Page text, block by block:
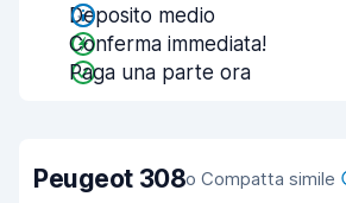
Deposito medio
Conferma immediata!
Paga una parte ora
Peugeot 308o Compatta simile